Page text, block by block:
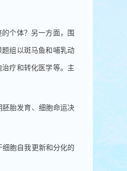
个体？另一方面，围
组以斑马鱼和哺乳动
疗和转化医学等。主
胎发育、细胞命运决
胞自我更新和分化的